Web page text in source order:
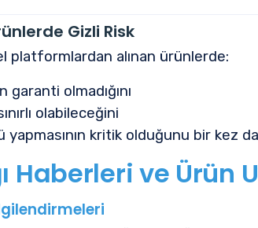
Gizli Risk
platformlardan alınan ürünlerde:
olmadığını
olabileceğini
kritik olduğunu bir kez
Haberleri ve Ürün